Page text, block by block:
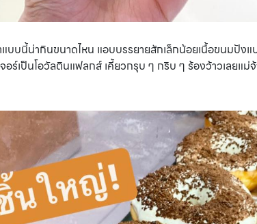
แบบนี้น่ากินขนาดไหน แอบบรรยายสักเล็กน้อยเนื้อขนมปัง
อร์เป็นโอวัลตินแฟลกส์ เคี้ยวกรุบ ๆ กริบ ๆ ร้องว้าวเลยแม่